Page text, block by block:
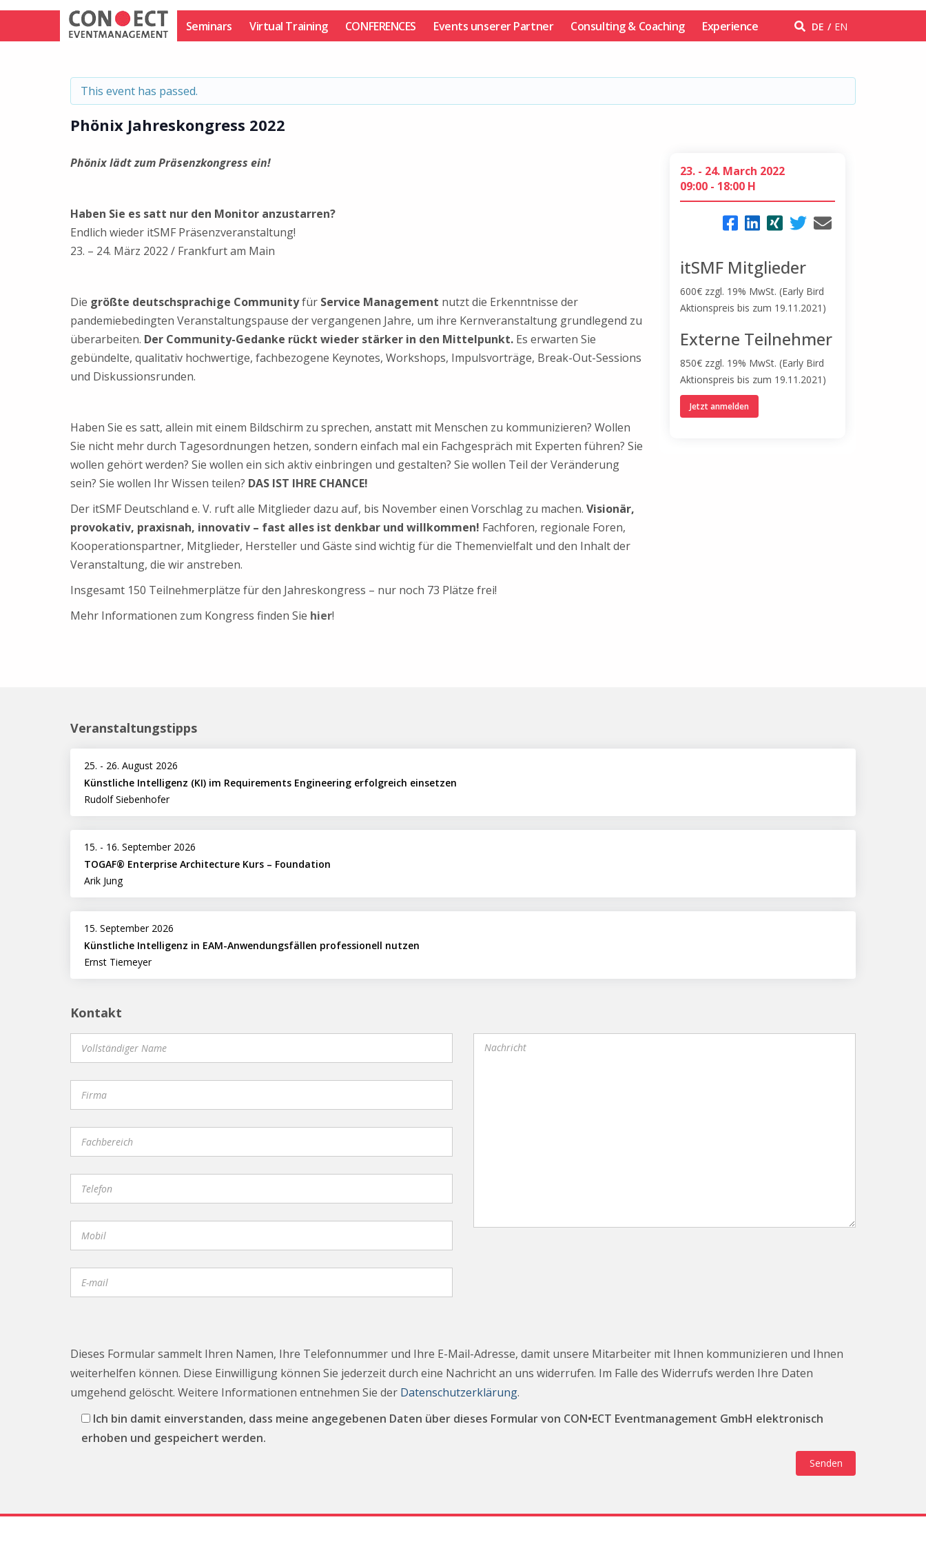
Skip
Seminars Virtual Training CONFERENCES Events unserer Partner Consulting & Coaching Experience DE EN
This event has passed.
Phönix Jahreskongress 2022
23. - 24. March 2022
09:00 - 18:00 H
itSMF Mitglieder
600€ zzgl. 19% MwSt. (Early Bird
Aktionspreis bis zum 19.11.2021)
Externe Teilnehmer
850€ zzgl. 19% MwSt. (Early Bird
Aktionspreis bis zum 19.11.2021)
Jetzt anmelden
Phönix lädt zum Präsenzkongress ein!
Haben Sie es satt nur den Monitor anzustarren?
Endlich wieder itSMF Präsenzveranstaltung!
23. – 24. März 2022 / Frankfurt am Main
Die größte deutschsprachige Communityfür Service Management nutzt die Erkenntnisse der
pandemiebedingten Veranstaltungspause der vergangenen Jahre, um ihre Kernveranstaltung grundlegend zu
überarbeiten. Der Community-Gedanke rückt wieder stärker in den Mittelpunkt. Es erwarten Sie
gebündelte, qualitativ hochwertige, fachbezogene Keynotes, Workshops, Impulsvorträge, Break-Out-Sessions
und Diskussionsrunden.
Haben Sie es satt, allein mit einem Bildschirm zu sprechen, anstatt mit Menschen zu kommunizieren? Wollen
Sie nicht mehr durch Tagesordnungen hetzen, sondern einfach mal ein Fachgespräch mit Experten führen? Sie
wollen gehört werden? Sie wollen ein sich aktiv einbringen und gestalten? Sie wollen Teil der Veränderung
sein? Sie wollen Ihr Wissen teilen? DAS IST IHRE CHANCE!
Der itSMF Deutschland e. V. ruft alle Mitglieder dazu auf, bis November einen Vorschlag zu machen. Visionär,
provokativ, praxisnah, innovativ – fast alles ist denkbar und willkommen! Fachforen, regionale Foren,
Kooperationspartner, Mitglieder, Hersteller und Gäste sind wichtig für die Themenvielfalt und den Inhalt der
Veranstaltung, die wir anstreben.
Insgesamt 150 Teilnehmerplätze für den Jahreskongress – nur noch 73 Plätze frei!
Mehr Informationen zum Kongress finden Sie hier!
Veranstaltungstipps
25. - 26. August 2026
Künstliche Intelligenz (KI) im Requirements Engineering erfolgreich einsetzen
Rudolf Siebenhofer
15. - 16. September 2026
TOGAF® Enterprise Architecture Kurs – Foundation
Arik Jung
15. September 2026
Künstliche Intelligenz in EAM-Anwendungsfällen professionell nutzen
Ernst Tiemeyer
Kontakt
Dieses Formular sammelt Ihren Namen, Ihre Telefonnummer und Ihre E-Mail-Adresse, damit unsere Mitarbeiter mit Ihnen kommunizieren und Ihnen
weiterhelfen können. Diese Einwilligung können Sie jederzeit durch eine Nachricht an uns widerrufen. Im Falle des Widerrufs werden Ihre Daten
umgehend gelöscht. Weitere Informationen entnehmen Sie der Datenschutzerklärung.
Ich bin damit einverstanden, dass meine angegebenen Daten über dieses Formular von CON•ECT Eventmanagement GmbH elektronisch
erhoben und gespeichert werden.